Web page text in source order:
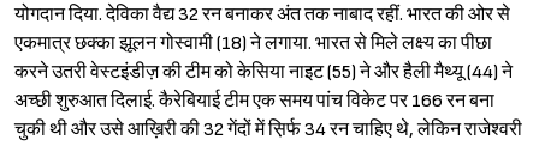
योगदान दिया. देविका वैद्य 32 रन बनाकर अंत तक नाबाद रहीं. भारत की ओर से
एकमात्र छक्का झूलन गोस्वामी (18) ने लगाया. भारत से मिले लक्ष्य का पीछा
करने उतरी वेस्टइंडीज़ की टीम को केसिया नाइट (55) ने और हैली मैथ्यू (44) ने
अच्छी शुरुआत दिलाई. कैरेबियाई टीम एक समय पांच विकेट पर 166 रन बना
चुकी थी और उसे आख़िरी की 32 गेंदों में स़िर्फ 34 रन चाहिए थे, लेकिन राजेश्‍वरी